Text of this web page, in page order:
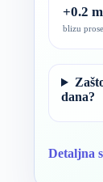
+0.2
blizu
dana?
Detaljna